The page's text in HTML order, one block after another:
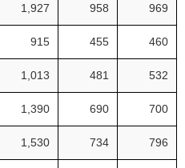
1,927 958 969
915 455 460
1,013 481 532
1,390 690 700
1,530 734 796